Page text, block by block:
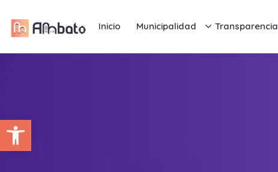
Abrir barra de herramientas
Inicio Municipalidad Transparencia